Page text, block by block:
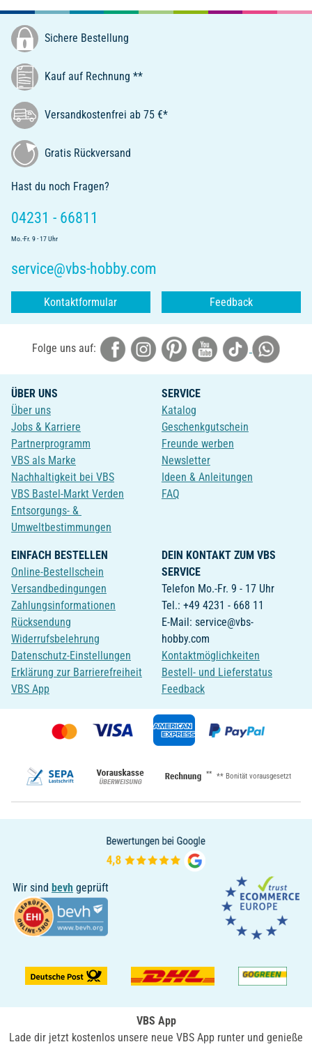
Sichere Bestellung
Kauf auf Rechnung **
Versandkostenfrei ab 75 €*
Gratis Rückversand
Hast du noch Fragen?
04231 - 66811
Mo.-Fr. 9 - 17 Uhr
service@vbs-hobby.com
Kontaktformular Feedback
Folge uns auf:
ÜBER UNS
Über uns
Jobs & Karriere
Partnerprogramm
VBS als Marke
Nachhaltigkeit bei VBS
VBS Bastel-Markt Verden
Entsorgungs- &
Umweltbestimmungen
SERVICE
Katalog
Geschenkgutschein
Freunde werben
Newsletter
Ideen & Anleitungen
FAQ
EINFACH BESTELLEN
Online-Bestellschein
Versandbedingungen
Zahlungsinformationen
Rücksendung
Widerrufsbelehrung
Datenschutz-Einstellungen
Erklärung zur Barrierefreiheit
VBS App
DEIN KONTAKT ZUM VBS
SERVICE
Telefon Mo.-Fr. 9 - 17 Uhr
Tel.: +49 4231 - 668 11
E-Mail: service@vbs-
hobby.com
Kontaktmöglichkeiten
Bestell- und Lieferstatus
Feedback
** ** Bonität vorausgesetzt
Wir sind bevh geprüft
VBS App
Lade dir jetzt kostenlos unsere neue VBS App runter und genieße